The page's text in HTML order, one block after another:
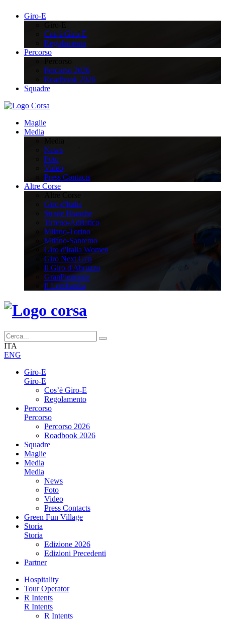
Giro-E
Cos’è Giro-E
Regolamento
Percorso
Percorso 2026
Roadbook 2026
Squadre
Maglie
Media
News
Foto
Video
Press Contacts
Altre Corse
Giro d'Italia
Strade Bianche
Tirreno-Adriatico
Milano-Torino
Milano-Sanremo
Giro d'Italia Women
Giro Next Gen
Il Giro d'Abruzzo
GranPiemonte
Il Lombardia
ITA
ENG
Giro-E
Giro-E
Cos’è Giro-E
Regolamento
Percorso
Percorso
Percorso 2026
Roadbook 2026
Squadre
Maglie
Media
Media
News
Foto
Video
Press Contacts
Green Fun Village
Storia
Storia
Edizione 2026
Edizioni Precedenti
Partner
Hospitality
Tour Operator
R Intents
R Intents
R Intents